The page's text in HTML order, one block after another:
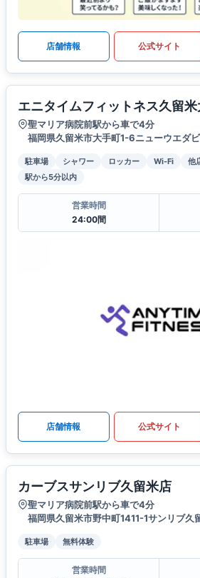
店舗情報 公式サイト
エニタイムフィットネス久留
聖マリア病院前駅から車で4分
福岡県久留米市大手町1-6ニューウエダ
駐車場 シャワー ロッカー Wi-Fi 他
駅から5分以内
営業時間
24:00間
店舗情報 公式サイト
カーブスサンリブ久留米店
聖マリア病院前駅から車で4分
福岡県久留米市野中町1411-1サンリブ久
駐車場 無料体験
営業時間